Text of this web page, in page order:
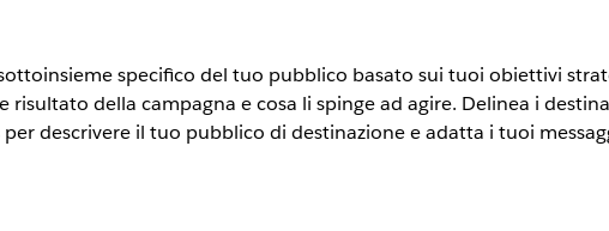
specifico del tuo pubblico basato sui tuoi obiettivi
della campagna e cosa li spinge ad agire. Delinea i
descrivere il tuo pubblico di destinazione e adatta i tuoi